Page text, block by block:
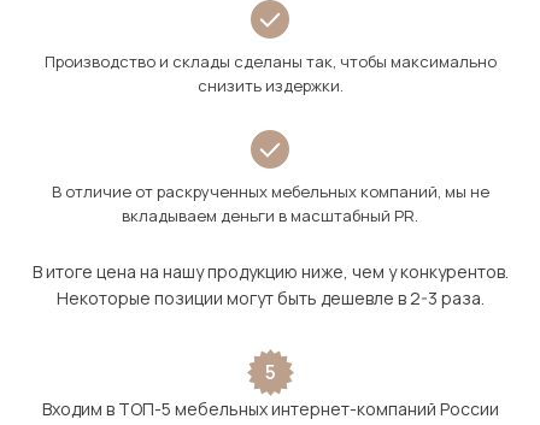
Производство и склады сделаны так, чтобы максимально
снизить издержки.
В отличие от раскрученных мебельных компаний, мы не
вкладываем деньги в масштабный PR.
В итоге цена на нашу продукцию ниже, чем у конкурентов.
Некоторые позиции могут быть дешевле в 2-3 раза.
5
Входим в ТОП-5 мебельных интернет-компаний России